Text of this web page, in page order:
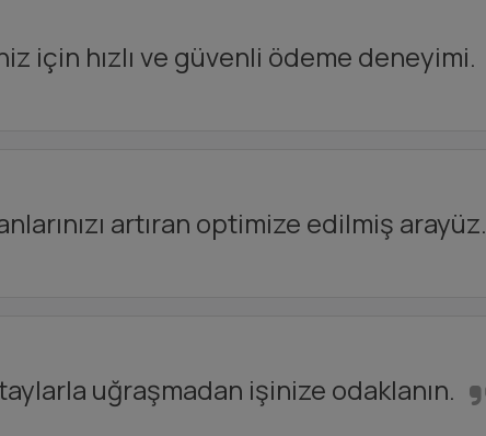
için hızlı ve güvenli ödeme deneyimi.
artıran optimize edilmiş arayüz.
uğraşmadan işinize odaklanın.